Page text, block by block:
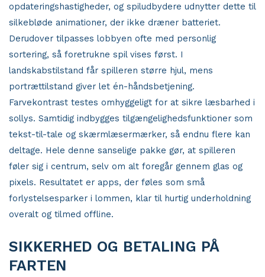
opdateringshastigheder, og spiludbydere udnytter dette til
silke­bløde animationer, der ikke dræner batteriet.
Derudover tilpasses lobbyen ofte med personlig
sortering, så foretrukne spil vises først. I
landskabstilstand får spilleren større hjul, mens
portrættilstand giver let én-hånds­betjening.
Farvekontrast testes omhyggeligt for at sikre læsbarhed i
sollys. Samtidig indbygges tilgængelighedsfunktioner som
tekst-til-tale og skærmlæsermærker, så endnu flere kan
deltage. Hele denne sanselige pakke gør, at spilleren
føler sig i centrum, selv om alt foregår gennem glas og
pixels. Resultatet er apps, der føles som små
forlystelsesparker i lommen, klar til hurtig underholdning
overalt og tilmed offline.
SIKKERHED OG BETALING PÅ
FARTEN